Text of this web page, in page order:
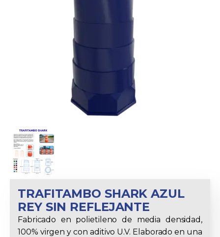
TRAFITAMBO SHARK AZUL
REY SIN REFLEJANTE
Fabricado en polietileno de media densidad,
100% virgen y con aditivo U.V. Elaborado en una